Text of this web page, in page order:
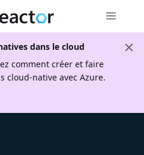
dans le cloud
comment créer et faire
cloud-native avec Azure.